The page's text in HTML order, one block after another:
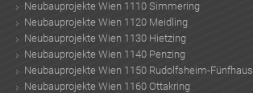
Neubauprojekte Wien 1110 Simmering
Neubauprojekte Wien 1120 Meidling
Neubauprojekte Wien 1130 Hietzing
Neubauprojekte Wien 1140 Penzing
Neubauprojekte Wien 1150 Rudolfsheim-Fünfhaus
Neubauprojekte Wien 1160 Ottakring